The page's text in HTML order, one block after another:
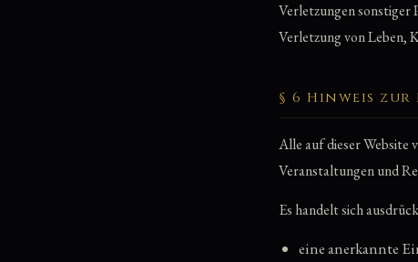
Verletzungen
Verletzung von Leben,
§ 6 Hinweis
Alle auf dieser Website
Veranstaltungen und
Es handelt sich
eine anerkannte